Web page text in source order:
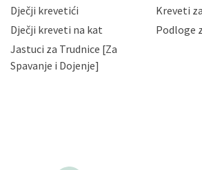
da možete u svako doba, u
zatražiti prestanak aktivnosti
podataka. Opoziv privole možete
gore navedenu adresu ili e-mailom
Dječji krevetići
Kreveti
Dječji kreveti na kat
Podloge
Jastuci za Trudnice [Za
Spavanje i Dojenje]